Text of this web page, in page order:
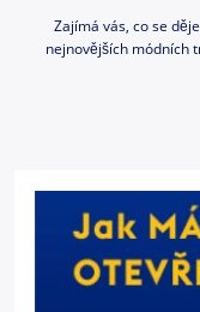
Zajímá vás, co se
nejnovějších módních